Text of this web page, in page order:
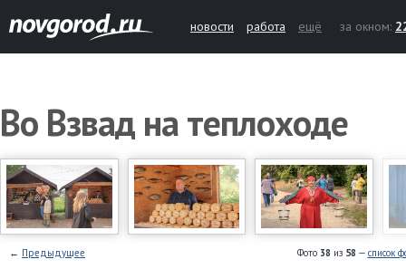
новости работа ещё за окном:
Во Взвад на теплоходе
Фото 38 из 58 — список
← Предыдущее